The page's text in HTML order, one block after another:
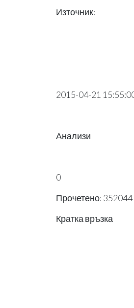
Източник:
2015-04-21
Анализи
0
Прочетено: 352044
Кратка връзка